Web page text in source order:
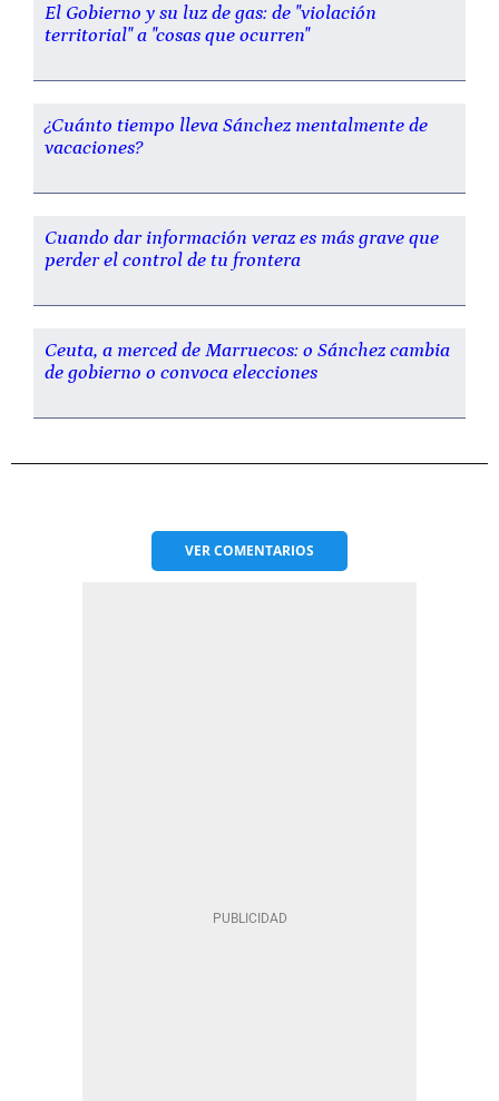
El Gobierno y su luz de gas: de "violación
territorial" a "cosas que ocurren"
¿Cuánto tiempo lleva Sánchez mentalmente de
vacaciones?
Cuando dar información veraz es más grave que
perder el control de tu frontera
Ceuta, a merced de Marruecos: o Sánchez cambia
de gobierno o convoca elecciones
VERCOMENTARIOS